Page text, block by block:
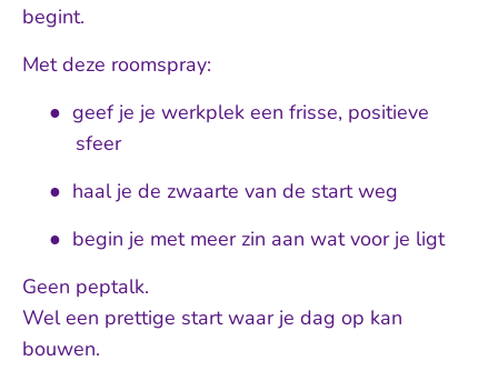
begint.
Met deze roomspray:
● geef je je werkplek een frisse, positieve
sfeer
● haal je de zwaarte van de start weg
● begin je met meer zin aan wat voor je ligt
Geen peptalk.
Wel een prettige start waar je dag op kan
bouwen.